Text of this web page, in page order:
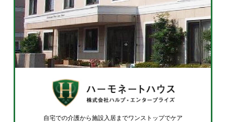
自宅での介護から施設入居までワンストップでケア